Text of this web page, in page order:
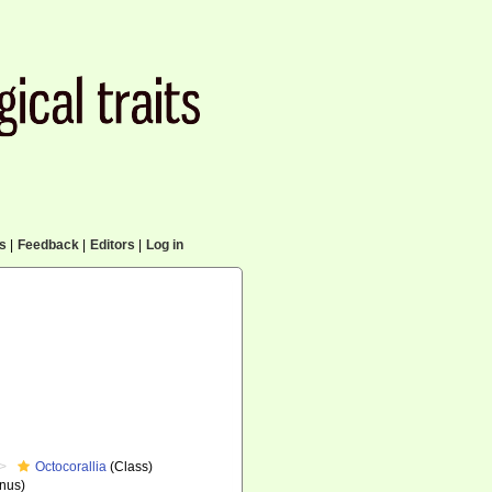
Feedback| Editors Log in
Octocorallia (Class)